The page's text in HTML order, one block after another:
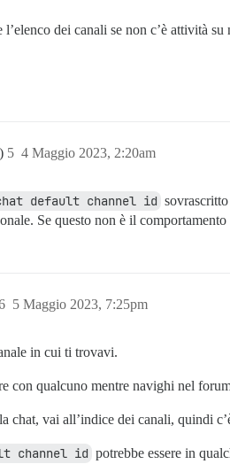
dei canali se non c’è attività
4 Maggio 2023, 2:20am
5
default channel id
Se questo non è il
5 Maggio 2023, 7:25pm
in cui ti trovavi.
con qualcuno mentre navighi nel
chat, vai all’indice dei canali, quindi
channel id potrebbe essere in